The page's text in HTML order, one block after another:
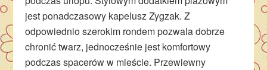
jest ponadczasowy kapelusz Zygzak. Z
odpowiednio szerokim rondem pozwala dobrze
chronić twarz, jednocześnie jest komfortowy
podczas spacerów w mieście. Przewiewny